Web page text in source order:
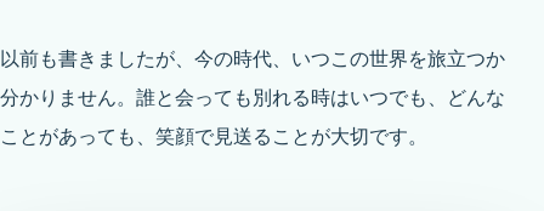
以前も書きましたが、今の時代、いつこの世界を旅立つか
分かりません。誰と会っても別れる時はいつでも、どんな
ことがあっても、笑顔で見送ることが大切です。